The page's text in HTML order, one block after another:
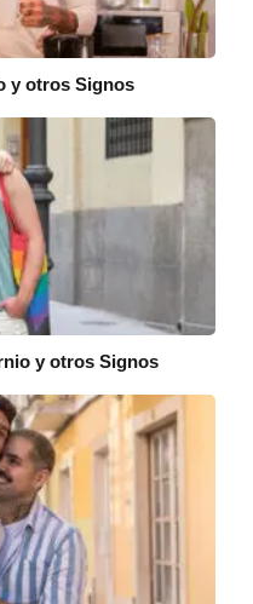
y otros Signos
y otros Signos